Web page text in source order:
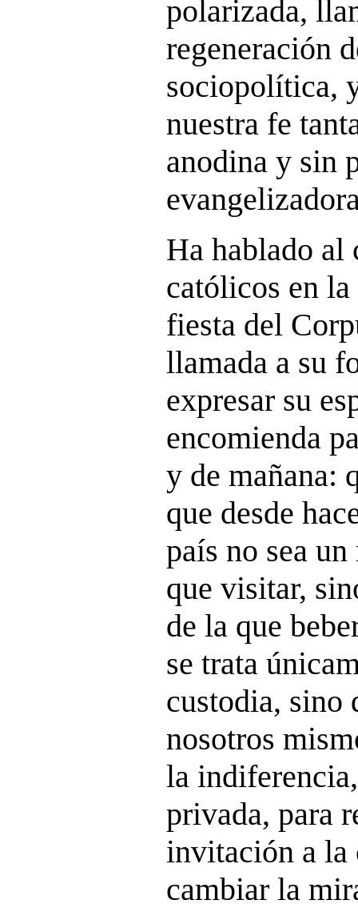
polarizada,
regeneración
sociopolítica,
nuestra fe
anodina y sin
Ha hablado al
católicos en
fiesta del
llamada a su
expresar su
encomienda
y de mañana:
que desde
país no sea
que visitar,
de la que
se trata
custodia, sino
nosotros
la
privada, para
invitación a la
cambiar la